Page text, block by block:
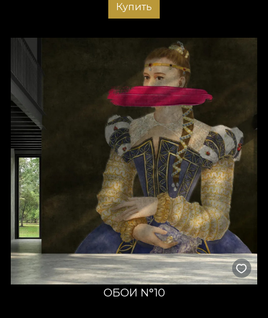
Купить
ОБОИ N°10